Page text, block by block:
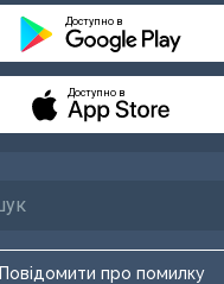
Повідомити про помилку
Доступно в
Доступно в